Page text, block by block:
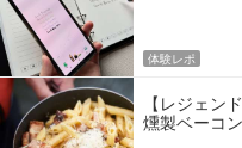
体験レポ
【レジェン
燻製ベーコ